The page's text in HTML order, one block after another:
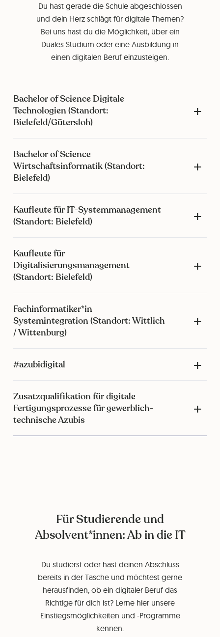
Du hast gerade die Schule abgeschlossen
und dein Herz schlägt für digitale Themen?
Bei uns hast du die Möglichkeit, über ein
Duales Studium oder eine Ausbildung in
einen digitalen Beruf einzusteigen.
Bachelor of Science Digitale
Technologien (Standort:
Bielefeld/Gütersloh)
Bachelor of Science
Wirtschaftsinformatik (Standort:
Bielefeld)
Kaufleute für IT-Systemmanagement
(Standort: Bielefeld)
Kaufleute für
Digitalisierungsmanagement
(Standort: Bielefeld)
Fachinformatiker*in
Systemintegration (Standort: Wittlich
/ Wittenburg)
#azubidigital
Zusatzqualifikation für digitale
Fertigungsprozesse für gewerblich-
technische Azubis
Für Studierende und
Absolvent*innen: Ab in die IT
Du studierst oder hast deinen Abschluss
bereits in der Tasche und möchtest gerne
herausfinden, ob ein digitaler Beruf das
Richtige für dich ist? Lerne hier unsere
Einstiegsmöglichkeiten und -Programme
kennen.